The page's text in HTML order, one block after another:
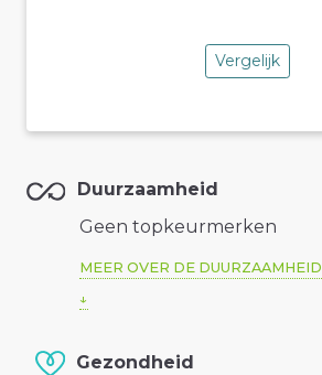
Vergelijk
Duurzaamheid
Geen topkeurmerken
MEER OVER DE
Gezondheid